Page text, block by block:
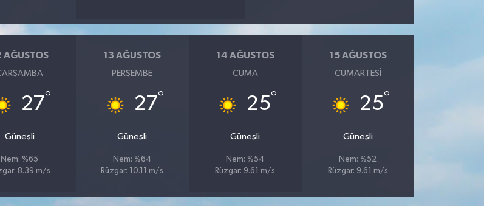
AĞUSTOS
27°
Güneşli
Nem: %65
8.39 m/s
13 AĞUSTOS
PERŞEMBE
27°
Güneşli
Nem: %64
Rüzgar: 10.11 m/s
14 AĞUSTOS
CUMA
25°
Güneşli
Nem: %54
Rüzgar: 9.61 m/s
15 AĞUSTOS
CUMARTESI
25°
Güneşli
Nem: %52
Rüzgar: 9.61 m/s